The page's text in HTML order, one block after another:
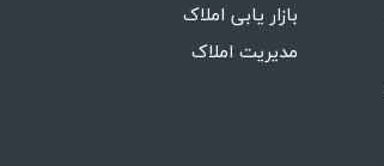
بازار یابی املاک
مدیریت املاک